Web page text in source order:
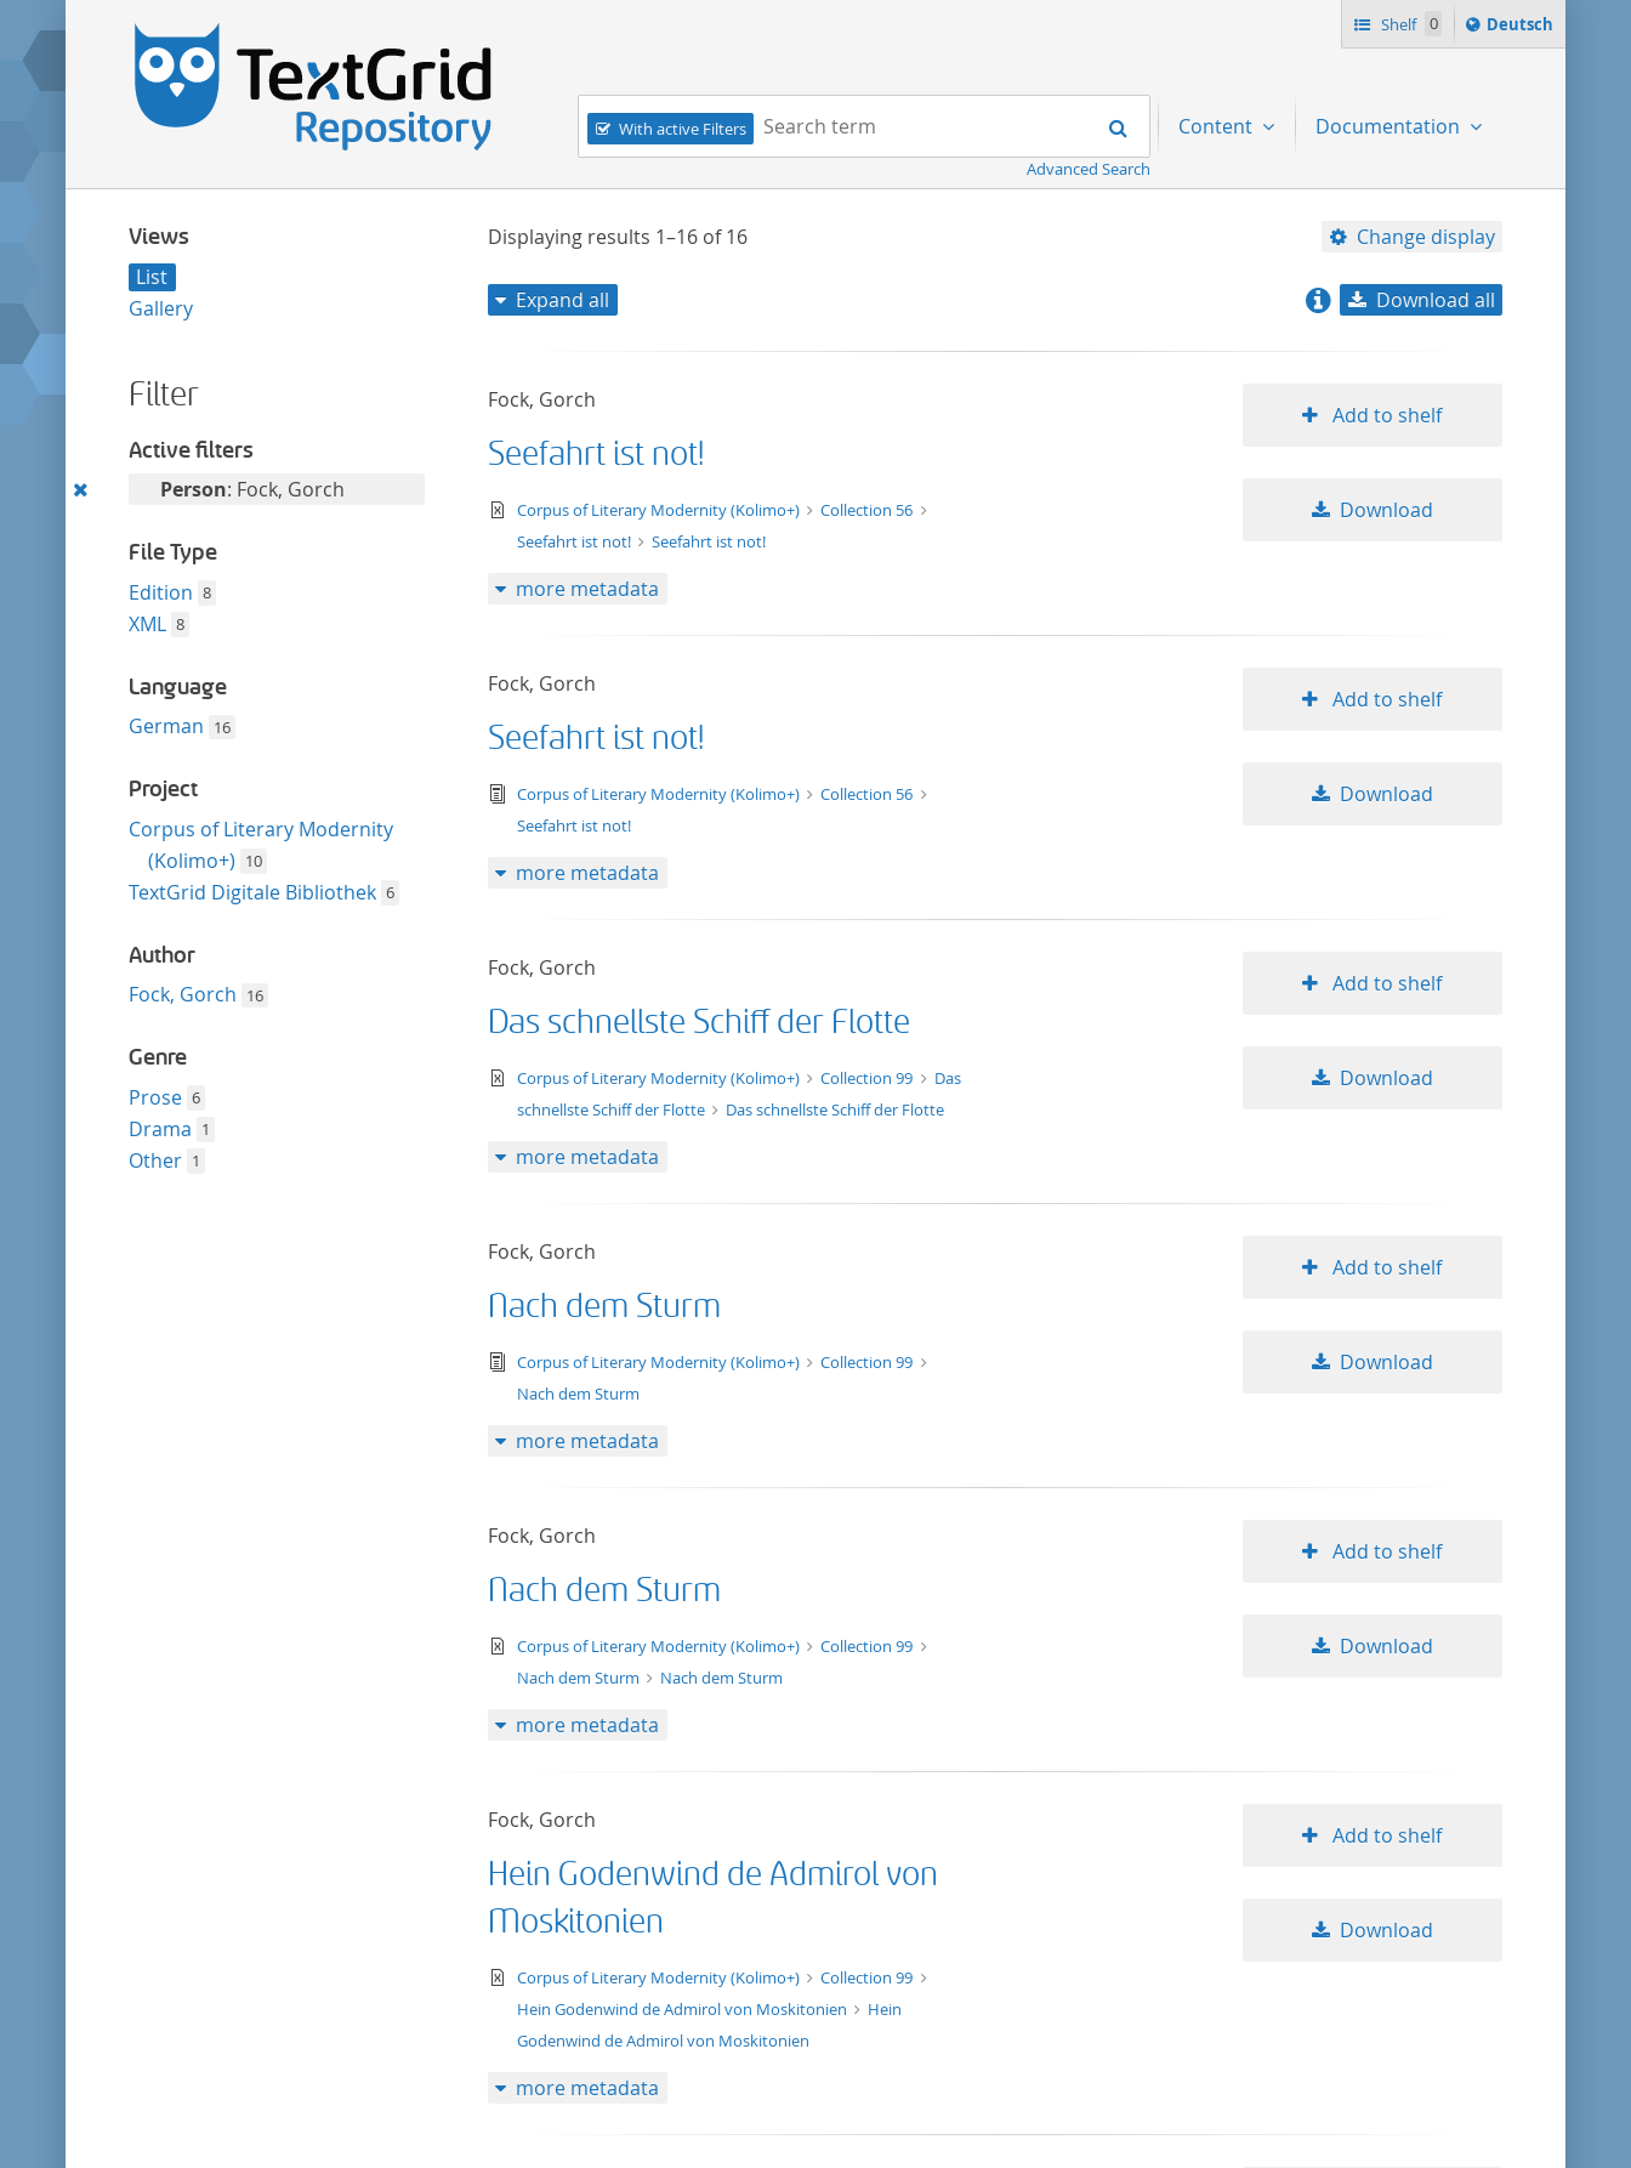
Shelf 0
Sprache
ï¿½ndern
Deutsch
Navigation
With active Filters
Search term:
Search
Advanced Search
Content Documentation
Views
List
Gallery
Filter
Active filters
Remove
filter
Person: Fock, Gorch
File Type
Edition 8
XML 8
Language
German 16
Project
Corpus of Literary Modernity
(Kolimo+) 10
TextGrid Digitale Bibliothek 6
Author
Fock, Gorch 16
Genre
Prose 6
Drama 1
Other 1
Displaying results 1–16of16 Change display
title ascending
Expand all Download all
Fock, Gorch
Seefahrt ist not!
text/xml
Corpus of Literary Modernity (Kolimo+)
Collection 56
Seefahrt ist not!
Seefahrt ist not!
Add to shelf
Download
more metadata
Fock, Gorch
Seefahrt ist not!
text/tg.edition+tg.aggregation+xml
Corpus of Literary Modernity (Kolimo+)
Collection 56
Seefahrt ist not!
Add to shelf
Download
more metadata
Fock, Gorch
Das schnellste Schiff der Flotte
text/xml
Corpus of Literary Modernity (Kolimo+) Collection 99
Das
schnellste Schiff der Flotte
Das schnellste Schiff der Flotte
Add to shelf
Download
more metadata
Fock, Gorch
Nach dem Sturm
text/tg.edition+tg.aggregation+xml
Corpus of Literary Modernity (Kolimo+)
Collection 99
Nach dem Sturm
Add to shelf
Download
more metadata
Fock, Gorch
Nach dem Sturm
text/xml
Corpus of Literary Modernity (Kolimo+)
Collection 99
Nach dem Sturm
Nach dem Sturm
Add to shelf
Download
more metadata
Fock, Gorch
Hein Godenwind de Admirol von
Moskitonien
text/xml
Corpus of Literary Modernity (Kolimo+)
Collection 99
Hein Godenwind de Admirol von Moskitonien
Hein
Godenwind de Admirol von Moskitonien
Add to shelf
Download
more metadata